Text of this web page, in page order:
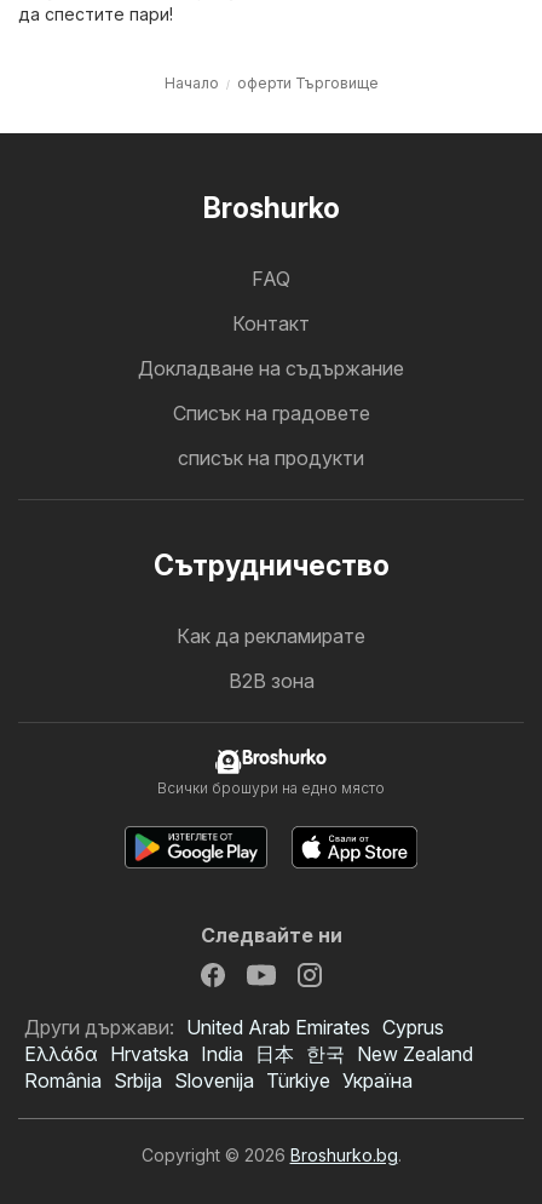
да спестите пари!
Начало оферти Търговище
Broshurko
FAQ
Контакт
Докладване на съдържание
Cписък на градовете
списък на продукти
Cътрудничество
Как да рекламирате
B2B зона
Broshurko
Всички брошури на едно място
Следвайте ни
Други държави: United Arab Emirates Cyprus
Ελλάδα Hrvatska India 日本 한국 New Zealand
România Srbija Slovenija Türkiye Україна
Copyright © 2026 Broshurko.bg.